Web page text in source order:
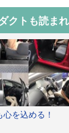
クトも読ま
を込める！